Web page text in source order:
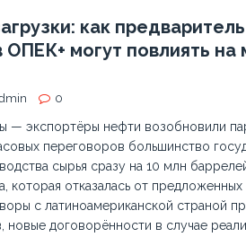
как
ОПЕК+ могут повлиять
0
— экспортёры нефти возобновили
переговоров большинство
сырья сразу на 10 млн
которая отказалась от
с латиноамериканской страной
новые договорённости в случае